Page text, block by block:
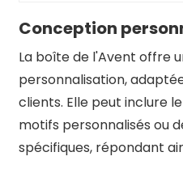
Conception
La boîte de l'Avent offre
personnalisation,
clients. Elle peut inclure
motifs personnalisés ou
spécifiques, répondant